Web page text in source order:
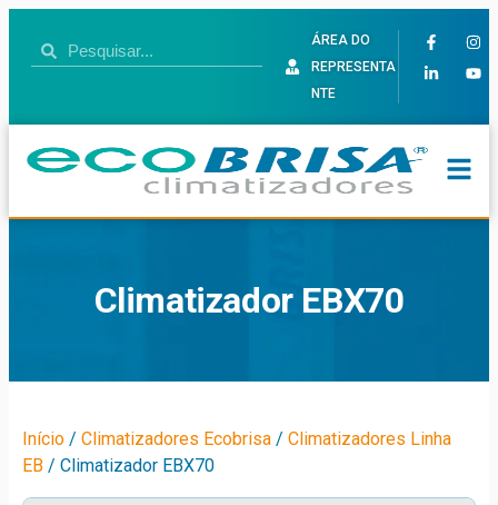
ÁREA DO
REPRESENTA
NTE
Climatizador EBX70
Início / Climatizadores Ecobrisa / Climatizadores Linha
EB / Climatizador EBX70